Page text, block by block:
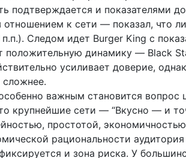
подтверждается и показателями
к сети — показал, что
п.п.). Следом идет Burger King с
положительную динамику — Black
усиливает доверие,
сложнее.
важным становится
крупнейшие сети — “Вкусно — и
простотой,
рациональности
и зона риска. У